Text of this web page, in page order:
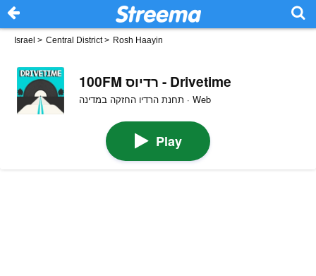
Israel > Central District> Rosh Haayin
100FM רדיוס - Drivetime
תחנת הרדיו החזקה במדינה · Web
Play